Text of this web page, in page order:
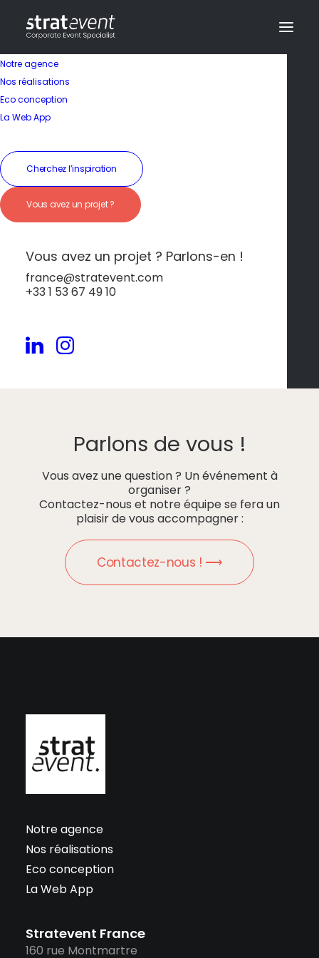
Notre agence
Nos réalisations
Eco conception
La Web App
Cherchez l’inspiration
Vous avez un projet ?
Vous avez un projet ? Parlons-en !
france@stratevent.com
+33 1 53 67 49 10
Un patrimoine
naturel et historique
Ile de France
Étangs, châteaux et sentiers offrent des
Parlons de vous !
Vous avez une question ? Un événement à
organiser ?
Contactez-nous et notre équipe se fera un
plaisir de vous accompagner :
Contactez-nous ! ⟶
Notre agence
Nos réalisations
Eco conception
La Web App
Stratevent France
160 rue Montmartre